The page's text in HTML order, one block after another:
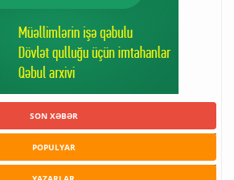
SON XƏBƏR
POPULYAR